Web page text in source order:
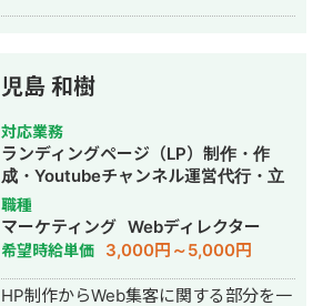
ング戦略の立案から実行・DX推進ま
で、幅広く支援をしています。
児島 和樹
対応業務
ランディングページ（LP）制作・作
成・Youtubeチャンネル運営代行・立
ち上げ・ECサイト構築・ネットショッ
プ作成代行・SEO対策・新規事業立
上・SNS運用代行・記事作成代行・ラ
イティング・事務代行・ホームページ
制作・作成・リスティング広告運用代
職種
マーケティング Webディレクター
希望時給単価 3,000円～5,000円
HP制作からWeb集客に関する部分を一